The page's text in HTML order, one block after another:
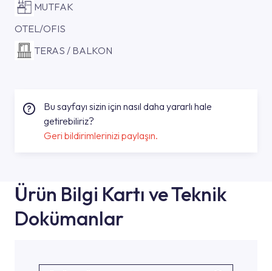
MUTFAK
OTEL/OFIS
TERAS / BALKON
Bu sayfayı sizin için nasıl daha yararlı hale
getirebiliriz?
Geri bildirimlerinizi paylaşın.
Ürün Bilgi Kartı ve Teknik
Dokümanlar